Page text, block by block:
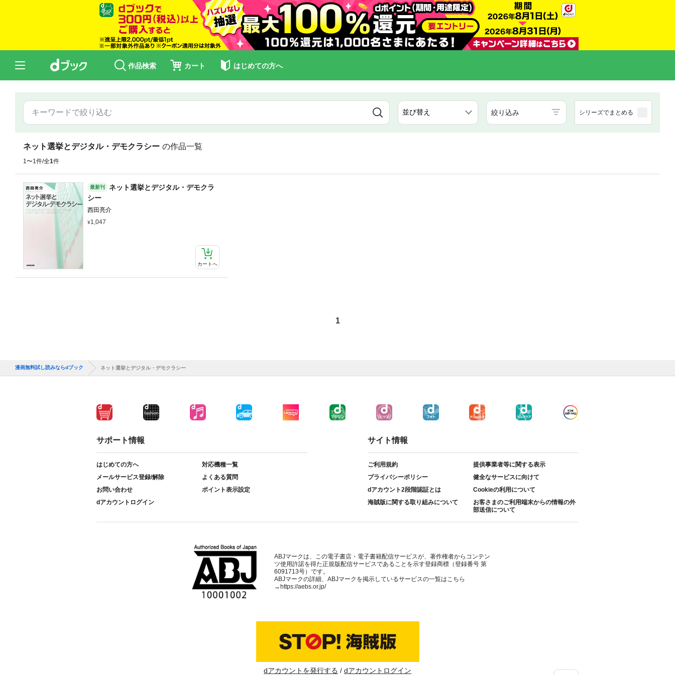
作品検索 カート はじめての方へ
絞り込み シリーズでまとめる
ネット選挙とデジタル・デモクラシー の作品一覧
1〜1件/全1件
最新刊
ネット選挙とデジタル・デモクラ
シー
西田亮介
1,047
カートへ
1
漫画無料試し読みならdブック ネット選挙とデジタル・デモクラシー
サポート情報
はじめての方へ
対応機種一覧
メールサービス登録/解除
よくある質問
お問い合わせ
ポイント表示設定
dアカウントログイン
サイト情報
ご利用規約
提供事業者等に関する表示
プライバシーポリシー
健全なサービスに向けて
dアカウント2段階認証とは
Cookieの利用について
海賊版に関する取り組みについて
お客さまのご利用端末からの情報の外
部送信について
ABJマークは、この電子書店・電子書籍配信サービスが、著作権者からコンテン
ツ使用許諾を得た正規版配信サービスであることを示す登録商標（登録番号 第
6091713号）です。
ABJマークの詳細、ABJマークを掲示しているサービスの一覧はこちら
→https://aebs.or.jp/
dアカウントを発行する dアカウントログイン